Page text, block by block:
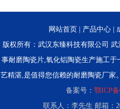
网站首页 产品中心|
版权所有：武汉东臻科技有限公司
事耐磨陶瓷片,氧化铝陶瓷生产施工
艺精湛,是值得您信赖的耐磨陶瓷厂家
备案号： 鄂ICP
联系人：李先生 邮箱：